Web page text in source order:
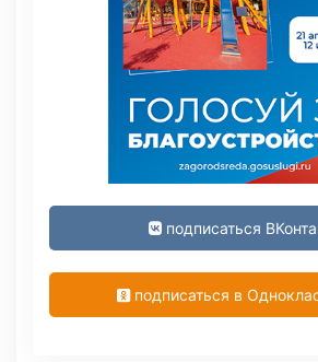
подписаться
подписаться в